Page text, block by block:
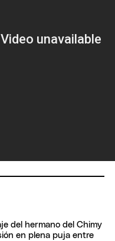
del hermano del Chimy
en plena puja entre